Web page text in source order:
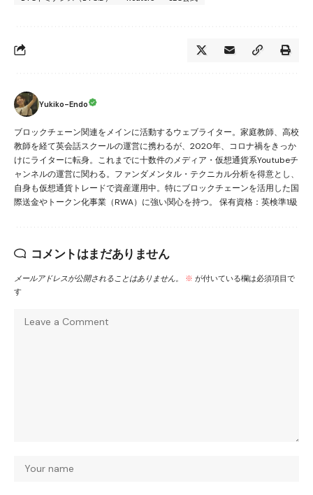
Yukiko-Endo
ブロックチェーン関連をメインに活動するウェブライター。家庭教師、高校
教師を経て英会話スクールの運営に携わるが、2020年、コロナ禍をきっか
けにライターに転身。これまでに十数件のメディア・仮想通貨系Youtubeチ
ャンネルの運営に関わる。ファンダメンタル・テクニカル分析を得意とし、
自身も仮想通貨トレードで資産運用中。特にブロックチェーンを活用した国
際送金やトークン化事業（RWA）に強い関心を持つ。 保有資格：英検準1級
コメントはまだありません
メールアドレスが公開されることはありません。 ※ が付いている欄は必須項目で
す